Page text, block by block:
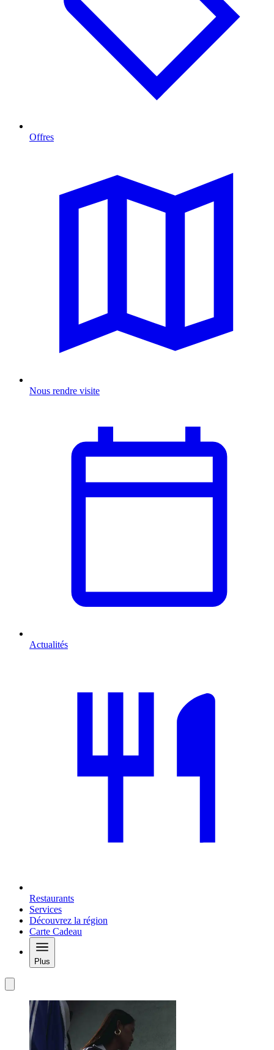
Offres
Nous rendre visite
Actualités
Restaurants
Services
Découvrez la région
Carte Cadeau
Plus